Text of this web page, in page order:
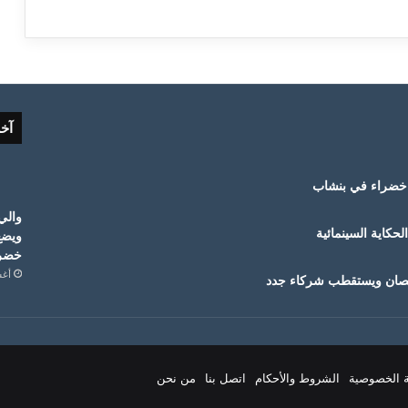
في بنشاب
السينمائية
ويستقطب شركاء جدد
الخصوصية الشروط والأحكام اتصل بنا من نحن